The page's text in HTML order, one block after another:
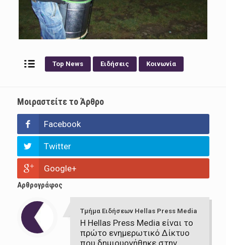
Top News Ειδήσεις Κοινωνία
Μοιραστείτε το Άρθρο
Facebook
Twitter
Google+
Αρθρογράφος
Τμήμα Ειδήσεων Hellas Press Media
Η Hellas Press Media είναι το
πρώτο ενημερωτικό Δίκτυο